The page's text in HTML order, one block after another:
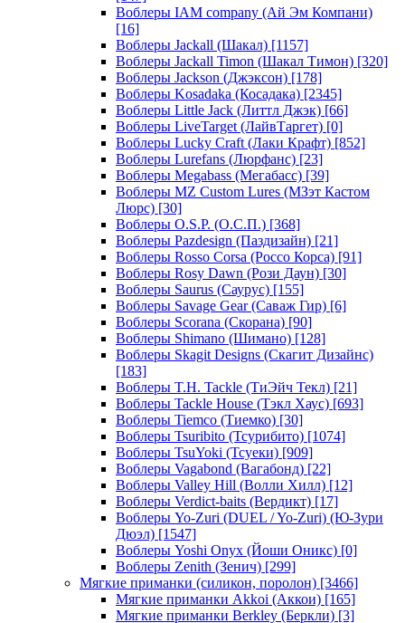
Воблеры IAM company (Ай Эм Компани)
[16]
Воблеры Jackall (Шакал) [1157]
Воблеры Jackall Timon (Шакал Тимон) [320]
Воблеры Jackson (Джэксон) [178]
Воблеры Kosadaka (Косадака) [2345]
Воблеры Little Jack (Литтл Джэк) [66]
Воблеры LiveTarget (ЛайвТаргет) [0]
Воблеры Lucky Craft (Лаки Крафт) [852]
Воблеры Lurefans (Люрфанс) [23]
Воблеры Megabass (Мегабасс) [39]
Воблеры MZ Custom Lures (МЗэт Кастом
Люрс) [30]
Воблеры O.S.P. (О.С.П.) [368]
Воблеры Pazdesign (Паздизайн) [21]
Воблеры Rosso Corsa (Россо Корса) [91]
Воблеры Rosy Dawn (Рози Даун) [30]
Воблеры Saurus (Саурус) [155]
Воблеры Savage Gear (Саваж Гир) [6]
Воблеры Scorana (Скорана) [90]
Воблеры Shimano (Шимано) [128]
Воблеры Skagit Designs (Скагит Дизайнс)
[183]
Воблеры T.H. Tackle (ТиЭйч Текл) [21]
Воблеры Tackle House (Тэкл Хаус) [693]
Воблеры Tiemco (Тиемко) [30]
Воблеры Tsuribito (Тсурибито) [1074]
Воблеры TsuYoki (Тсуеки) [909]
Воблеры Vagabond (Вагабонд) [22]
Воблеры Valley Hill (Волли Хилл) [12]
Воблеры Verdict-baits (Вердикт) [17]
Воблеры Yo-Zuri (DUEL / Yo-Zuri) (Ю-Зури
Дюэл) [1547]
Воблеры Yoshi Onyx (Йоши Оникс) [0]
Воблеры Zenith (Зенич) [299]
Мягкие приманки (силикон, поролон) [3466]
Мягкие приманки Akkoi (Аккои) [165]
Мягкие приманки Berkley (Беркли) [3]